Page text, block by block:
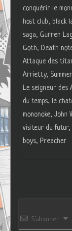
conquérir le
host club, black
saga, Gurren
Goth, Death
Attaque des
Arrietty,
Le seigneur des
du temps, le
mononoke, John
visiteur du futur,
boys, Preacher
S’abonner